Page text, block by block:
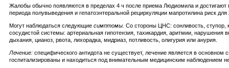
Жалобы обычно появляются в пределах 4 ч после приема Людиомила и достигают
периода полувыведения и гепатоэнтеральной рециркуляции мапротилина риск
Могут наблюдаться следующие симптомы . Со стороны ЦНС: сонливость,
сосудистой системы: артериальная гипотензия, тахикардия, аритмии,
дыхания, цианоз, рвота, лихорадка, мидриаз, потливость, олигурия или анурия.
Лечение: специфического антидота не существует, лечение является в
госпитализированы и находиться под внимательным медицинским наблюдением